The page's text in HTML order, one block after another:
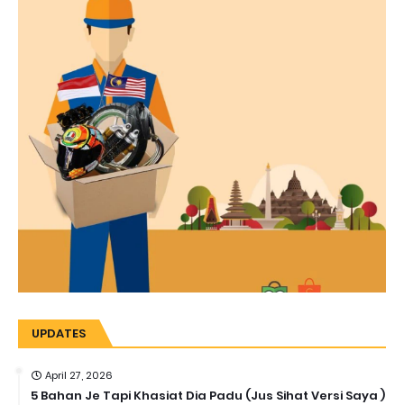
UPDATES
April 27, 2026
5 Bahan Je Tapi Khasiat Dia Padu (Jus Sihat Versi Saya )